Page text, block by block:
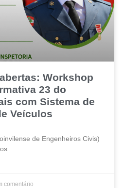
Workshop
23 do
com Sistema de
Veículos
de Engenheiros Civis)
comentário